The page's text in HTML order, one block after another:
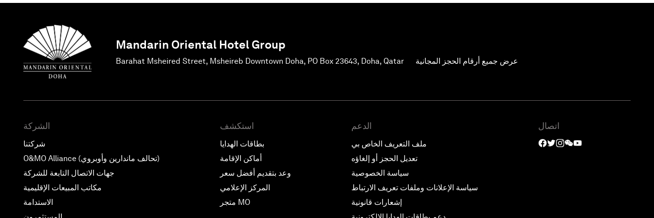
Mandarin Oriental Hotel Group
Barahat Msheired Street, Msheireb Downtown Doha, PO Box 23643, Doha, Qatar عرض جميع أرقام الحجز المجانية
الشركة
شركتنا
O&MO Alliance (تحالف ماندارين وأوبروي)
جهات الاتصال التابعة للشركة
مكاتب المبيعات الإقليمية
الاستدامة
استكشف
بطاقات الهدايا
أماكن الإقامة
وعد بتقديم أفضل سعر
المركز الإعلامي
متجر MO
الدعم
ملف التعريف الخاص بي
تعديل الحجز أو إلغاؤه
سياسة الخصوصية
سياسة الإعلانات وملفات تعريف الارتباط
إشعارات قانونية
اتصال